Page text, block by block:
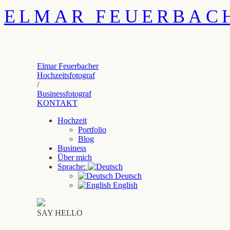
ELMAR
Elmar Feuerbacher
Hochzeitsfotograf
/
Businessfotograf
KONTAKT
Hochzeit
Portfolio
Blog
Business
Über mich
Sprache:
Deutsch
English
SAY HELLO